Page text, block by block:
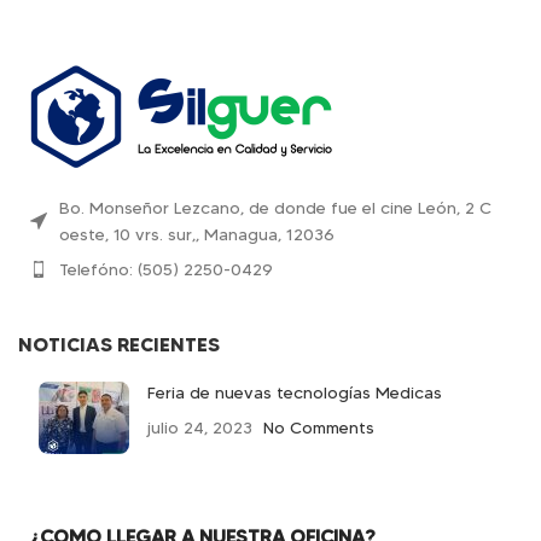
Bo. Monseñor Lezcano, de donde fue el cine León, 2 C
oeste, 10 vrs. sur,, Managua, 12036
Telefóno: (505) 2250-0429
NOTICIAS RECIENTES
Feria de nuevas tecnologías Medicas
julio 24, 2023 No Comments